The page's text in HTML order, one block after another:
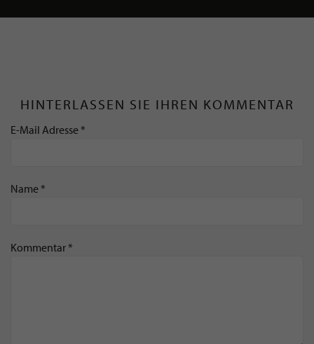
HINTERLASSEN SIE IHREN KOMMENTAR
E-Mail Adresse *
Name *
Kommentar *